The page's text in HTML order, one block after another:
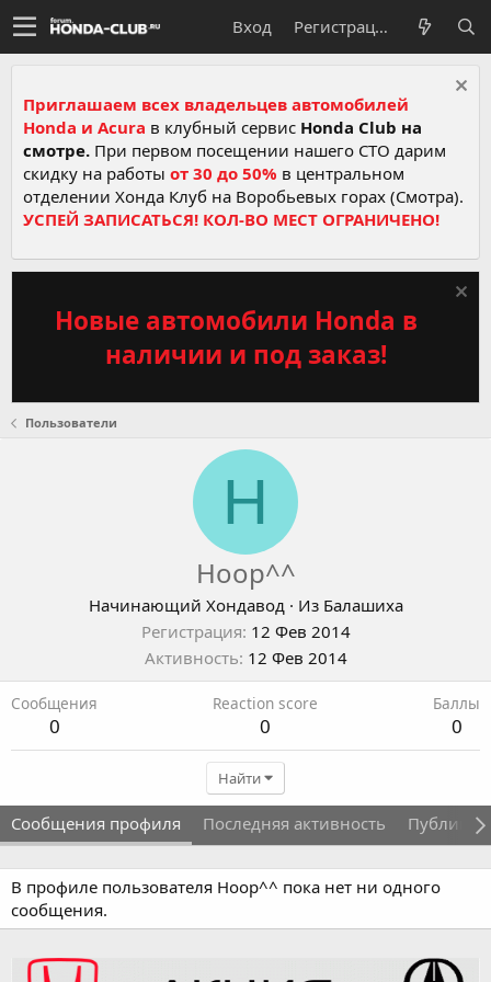
Вход Регистрация
Приглашаем всех владельцев автомобилей
Honda и Acura в клубный сервис Honda Club на
смотре. При первом посещении нашего СТО дарим
скидку на работы от 30 до 50% в центральном
отделении Хонда Клуб на Воробьевых горах (Смотра).
УСПЕЙ ЗАПИСАТЬСЯ! КОЛ-ВО МЕСТ ОГРАНИЧЕНО!
Новые автомобили Honda в
наличии и под заказ!
Пользователи
H
Hoop^^
Начинающий Хондавод · Из Балашиха
Регистрация 12 Фев 2014
Активность 12 Фев 2014
Сообщения
0
Reaction score
0
Баллы
0
Найти
Сообщения профиля Последняя активность
В профиле пользователя Hoop^^ пока нет ни одного
сообщения.